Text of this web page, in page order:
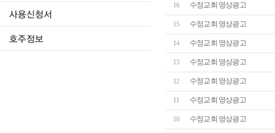
16 수정교회 영상광고
15 수정교회 영상광고
14 수정교회 영상광고
13 수정교회 영상광고
12 수정교회 영상광고
11 수정교회 영상광고
10 수정교회 영상광고